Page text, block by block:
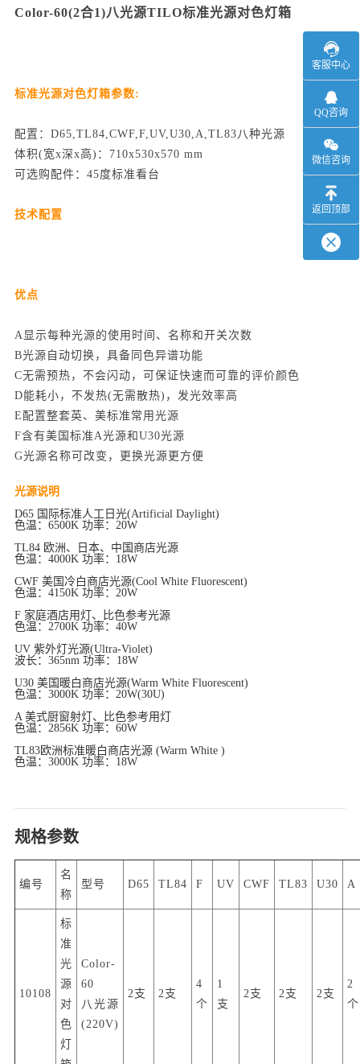
Color-60(2合1)八光源TILO标准光源对色灯箱
标准光源对色灯箱参数:
配置：D65,TL84,CWF,F,UV,U30,A,TL83八种光源
体积(宽x深x高)：710x530x570 mm
可选购配件：45度标准看台
技术配置
优点
A显示每种光源的使用时间、名称和开关次数
B光源自动切换，具备同色异谱功能
C无需预热，不会闪动，可保证快速而可靠的评价颜色
D能耗小，不发热(无需散热)，发光效率高
E配置整套英、美标准常用光源
F含有美国标准A光源和U30光源
G光源名称可改变，更换光源更方便
光源说明
D65 国际标准人工日光(Artificial Daylight)
色温：6500K 功率：20W
TL84 欧洲、日本、中国商店光源
色温：4000K 功率：18W
CWF 美国冷白商店光源(Cool White Fluorescent)
色温：4150K 功率：20W
F 家庭酒店用灯、比色参考光源
色温：2700K 功率：40W
UV 紫外灯光源(Ultra-Violet)
波长：365nm 功率：18W
U30 美国暖白商店光源(Warm White Fluorescent)
色温：3000K 功率：20W(30U)
A 美式厨窗射灯、比色参考用灯
色温：2856K 功率：60W
TL83欧洲标准暖白商店光源 (Warm White )
色温：3000K 功率：18W
规格参数
编号
名
称
型号 D65 TL84 F UV CWF TL83 U30 A
10108
标
准
光
源
对
色
灯
Color-
60
八光源
(220V)
2支 2支
4
个
1
支
2支 2支 2支
2
个
客服中心
QQ咨询
微信咨询
返回顶部